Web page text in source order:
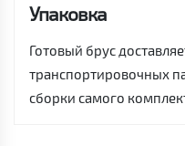
Упаковка
Готовый брус
транспортировочных
сборки самого